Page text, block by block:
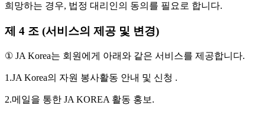
희망하는 경우, 법정 대리인의 동의를 필요로 합니다.
제 4 조 (서비스의 제공 및 변경)
① JA Korea는 회원에게 아래와 같은 서비스를 제공합니다.
1.JA Korea의 자원 봉사활동 안내 및 신청 .
2.메일을 통한 JA KOREA 활동 홍보.